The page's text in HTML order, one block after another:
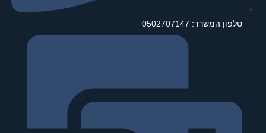
טלפון המשרד: 0502707147⁩